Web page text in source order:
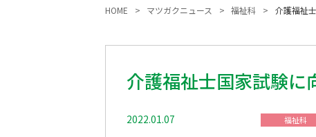
HOME マツガクニュース 福祉科 介護福祉
介護福祉士国家試験
2022.01.07 福祉科